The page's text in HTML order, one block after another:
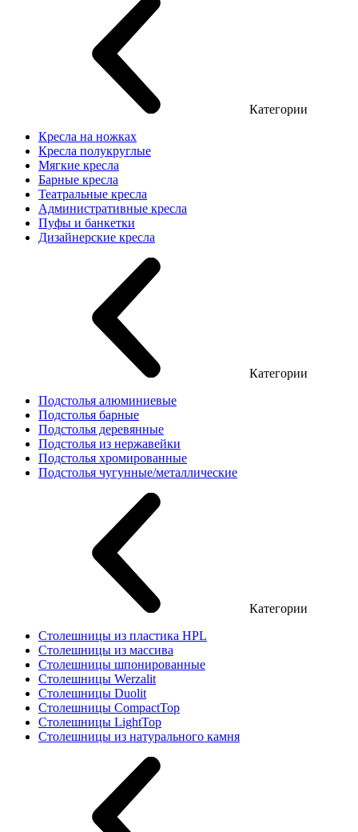
Категории
Кресла на ножках
Кресла полукруглые
Мягкие кресла
Барные кресла
Театральные кресла
Административные кресла
Пуфы и банкетки
Дизайнерские кресла
Категории
Подстолья алюминиевые
Подстолья барные
Подстолья деревянные
Подстолья из нержавейки
Подстолья хромированные
Подстолья чугунные/металлические
Категории
Столешницы из пластика HPL
Столешницы из массива
Столешницы шпонированные
Столешницы Werzalit
Столешницы Duolit
Столешницы CompactTop
Столешницы LightTop
Столешницы из натурального камня